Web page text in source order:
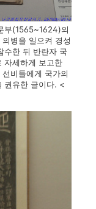
부(1565~1624)의
병을 일으켜 경성
수한 뒤 반란자 국
자세하게 보고한
비들에게 국가의
권유한 글이다. <